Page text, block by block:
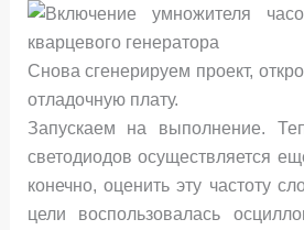
Снова сгенерируем проект,
отладочную плату.
Запускаем на выполнение.
светодиодов осуществляется
конечно, оценить эту частоту
цели воспользовалась